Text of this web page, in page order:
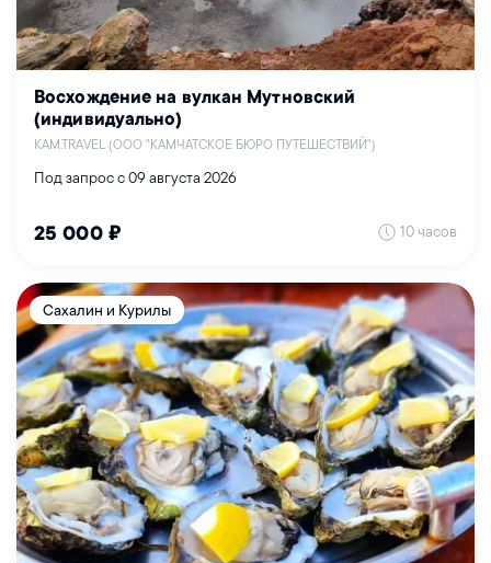
Восхождение на вулкан Мутновский
(индивидуально)
KAM.TRAVEL (ООО "КАМЧАТСКОЕ БЮРО ПУТЕШЕСТВИЙ")
Под запрос с 09 августа 2026
25 000 ₽ 10 часов
Сахалин и Курилы